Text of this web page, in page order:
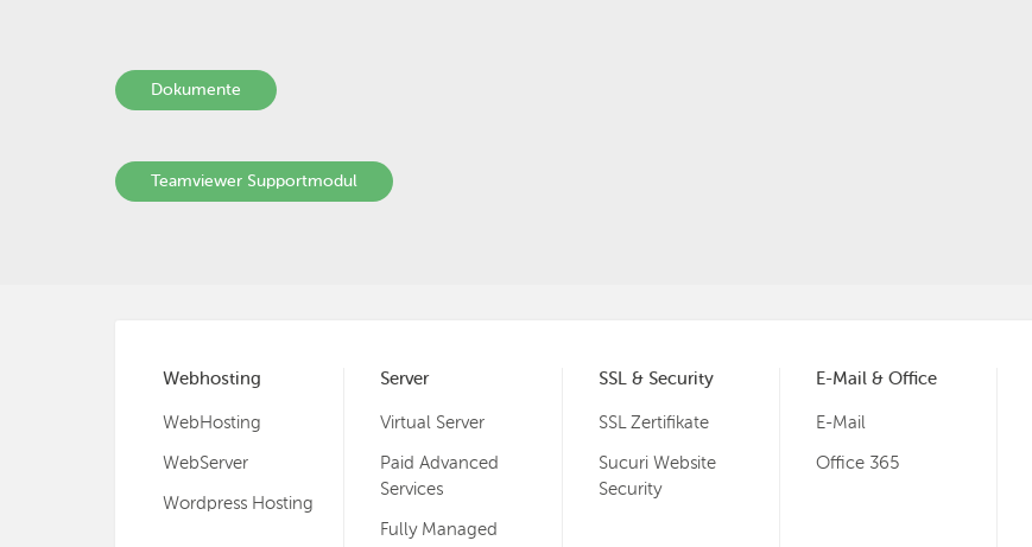
Dokumente
Teamviewer Supportmodul
Webhosting
WebHosting
WebServer
Wordpress Hosting
Server
Virtual Server
Paid Advanced
Services
Fully Managed
SSL & Security
SSL Zertifikate
Sucuri Website
Security
E-Mail & Office
E-Mail
Office 365